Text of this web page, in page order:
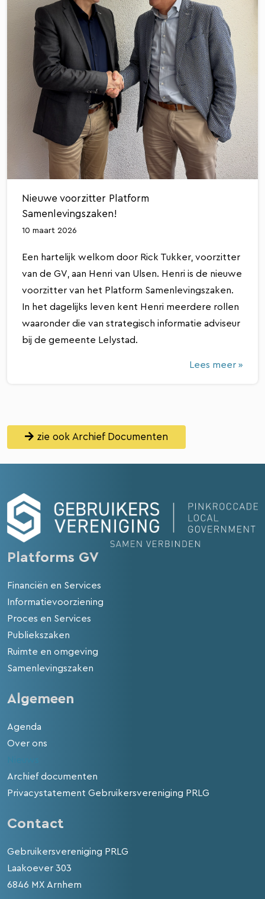
Nieuwe voorzitter Platform
Samenlevingszaken!
10 maart 2026
Een hartelijk welkom door Rick Tukker, voorzitter
van de GV, aan Henri van Ulsen. Henri is de nieuwe
voorzitter van het Platform Samenlevingszaken.
In het dagelijks leven kent Henri meerdere rollen
waaronder die van strategisch informatie adviseur
bij de gemeente Lelystad.
Lees meer »
zie ook Archief Documenten
Platforms GV
Financiën en Services
Informatievoorziening
Proces en Services
Publiekszaken
Ruimte en omgeving
Samenlevingszaken
Algemeen
Agenda
Over ons
Archief documenten
Privacystatement Gebruikersvereniging PRLG
Contact
Gebruikersvereniging PRLG
Laakoever 303
6846 MX Arnhem